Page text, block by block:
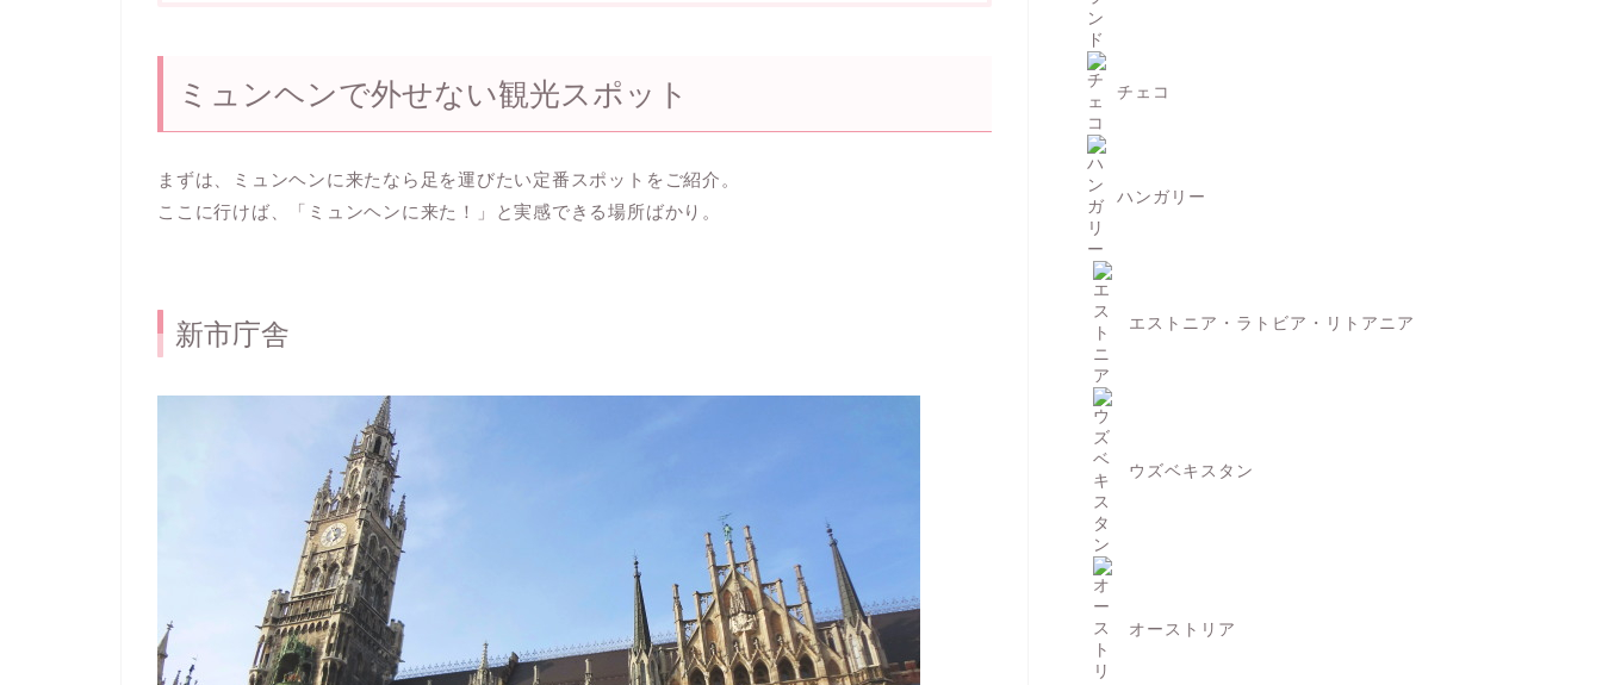
ミュンヘンで外せない観光スポット
まずは、ミュンヘンに来たなら足を運びたい定番スポットをご紹介。
ここに行けば、「ミュンヘンに来た！」と実感できる場所ばかり。
新市庁舎
チェコ
ハンガリー
エストニア・ラトビア・リトアニア
ウズベキスタン
オーストリア